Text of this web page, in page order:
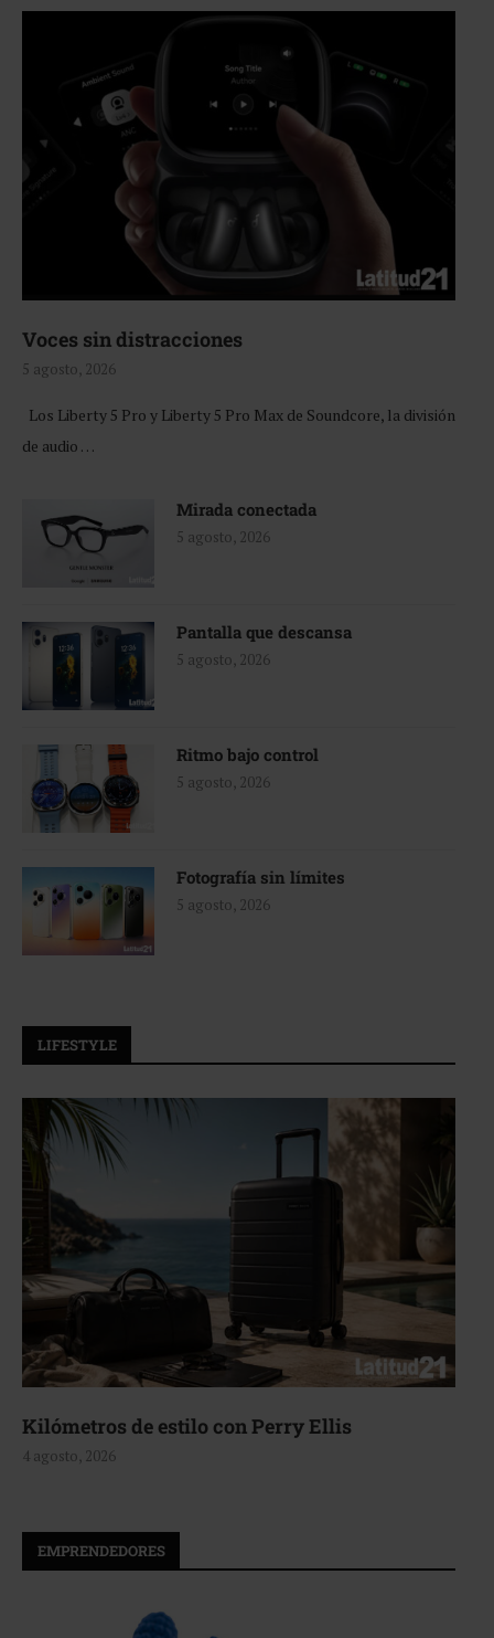
Voces sin distracciones
5 agosto, 2026
Los Liberty 5 Pro y Liberty 5 Pro Max de Soundcore, la división
de audio …
Mirada conectada
5 agosto, 2026
Pantalla que descansa
5 agosto, 2026
Ritmo bajo control
5 agosto, 2026
Fotografía sin límites
5 agosto, 2026
LIFESTYLE
Aerie, texturas que fluyen
4 agosto, 2026
EMPRENDEDORES